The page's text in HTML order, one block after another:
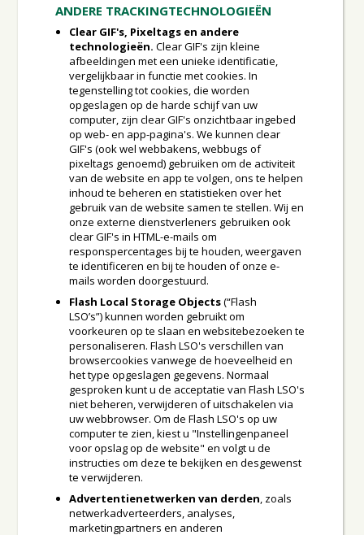
ANDERE TRACKINGTECHNOLOGIEËN
Clear GIF's, Pixeltags en andere
technologieën. Clear GIF's zijn kleine
afbeeldingen met een unieke identificatie,
vergelijkbaar in functie met cookies. In
tegenstelling tot cookies, die worden
opgeslagen op de harde schijf van uw
computer, zijn clear GIF's onzichtbaar ingebed
op web- en app-pagina's. We kunnen clear
GIF's (ook wel webbakens, webbugs of
pixeltags genoemd) gebruiken om de activiteit
van de website en app te volgen, ons te helpen
inhoud te beheren en statistieken over het
gebruik van de website samen te stellen. Wij en
onze externe dienstverleners gebruiken ook
clear GIF's in HTML-e-mails om
responspercentages bij te houden, weergaven
te identificeren en bij te houden of onze e-
mails worden doorgestuurd.
Flash Local Storage Objects(“Flash
LSO’s”)kunnen worden gebruikt om
voorkeuren op te slaan en websitebezoeken te
personaliseren. Flash LSO's verschillen van
browsercookies vanwege de hoeveelheid en
het type opgeslagen gegevens. Normaal
gesproken kunt u de acceptatie van Flash LSO's
niet beheren, verwijderen of uitschakelen via
uw webbrowser. Om de Flash LSO's op uw
computer te zien, kiest u "Instellingenpaneel
voor opslag op de website" en volgt u de
instructies om deze te bekijken en desgewenst
te verwijderen.
Advertentienetwerken van derden, zoals
netwerkadverteerders, analyses,
marketingpartners en anderen